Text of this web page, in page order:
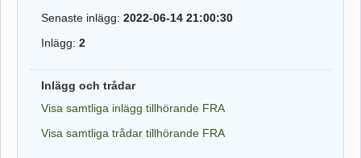
Senaste inlägg:2022-06-14 21:00:30
Inlägg:2
Inlägg och trådar
Visa samtliga inlägg tillhörande FRA
Visa samtliga trådar tillhörande FRA